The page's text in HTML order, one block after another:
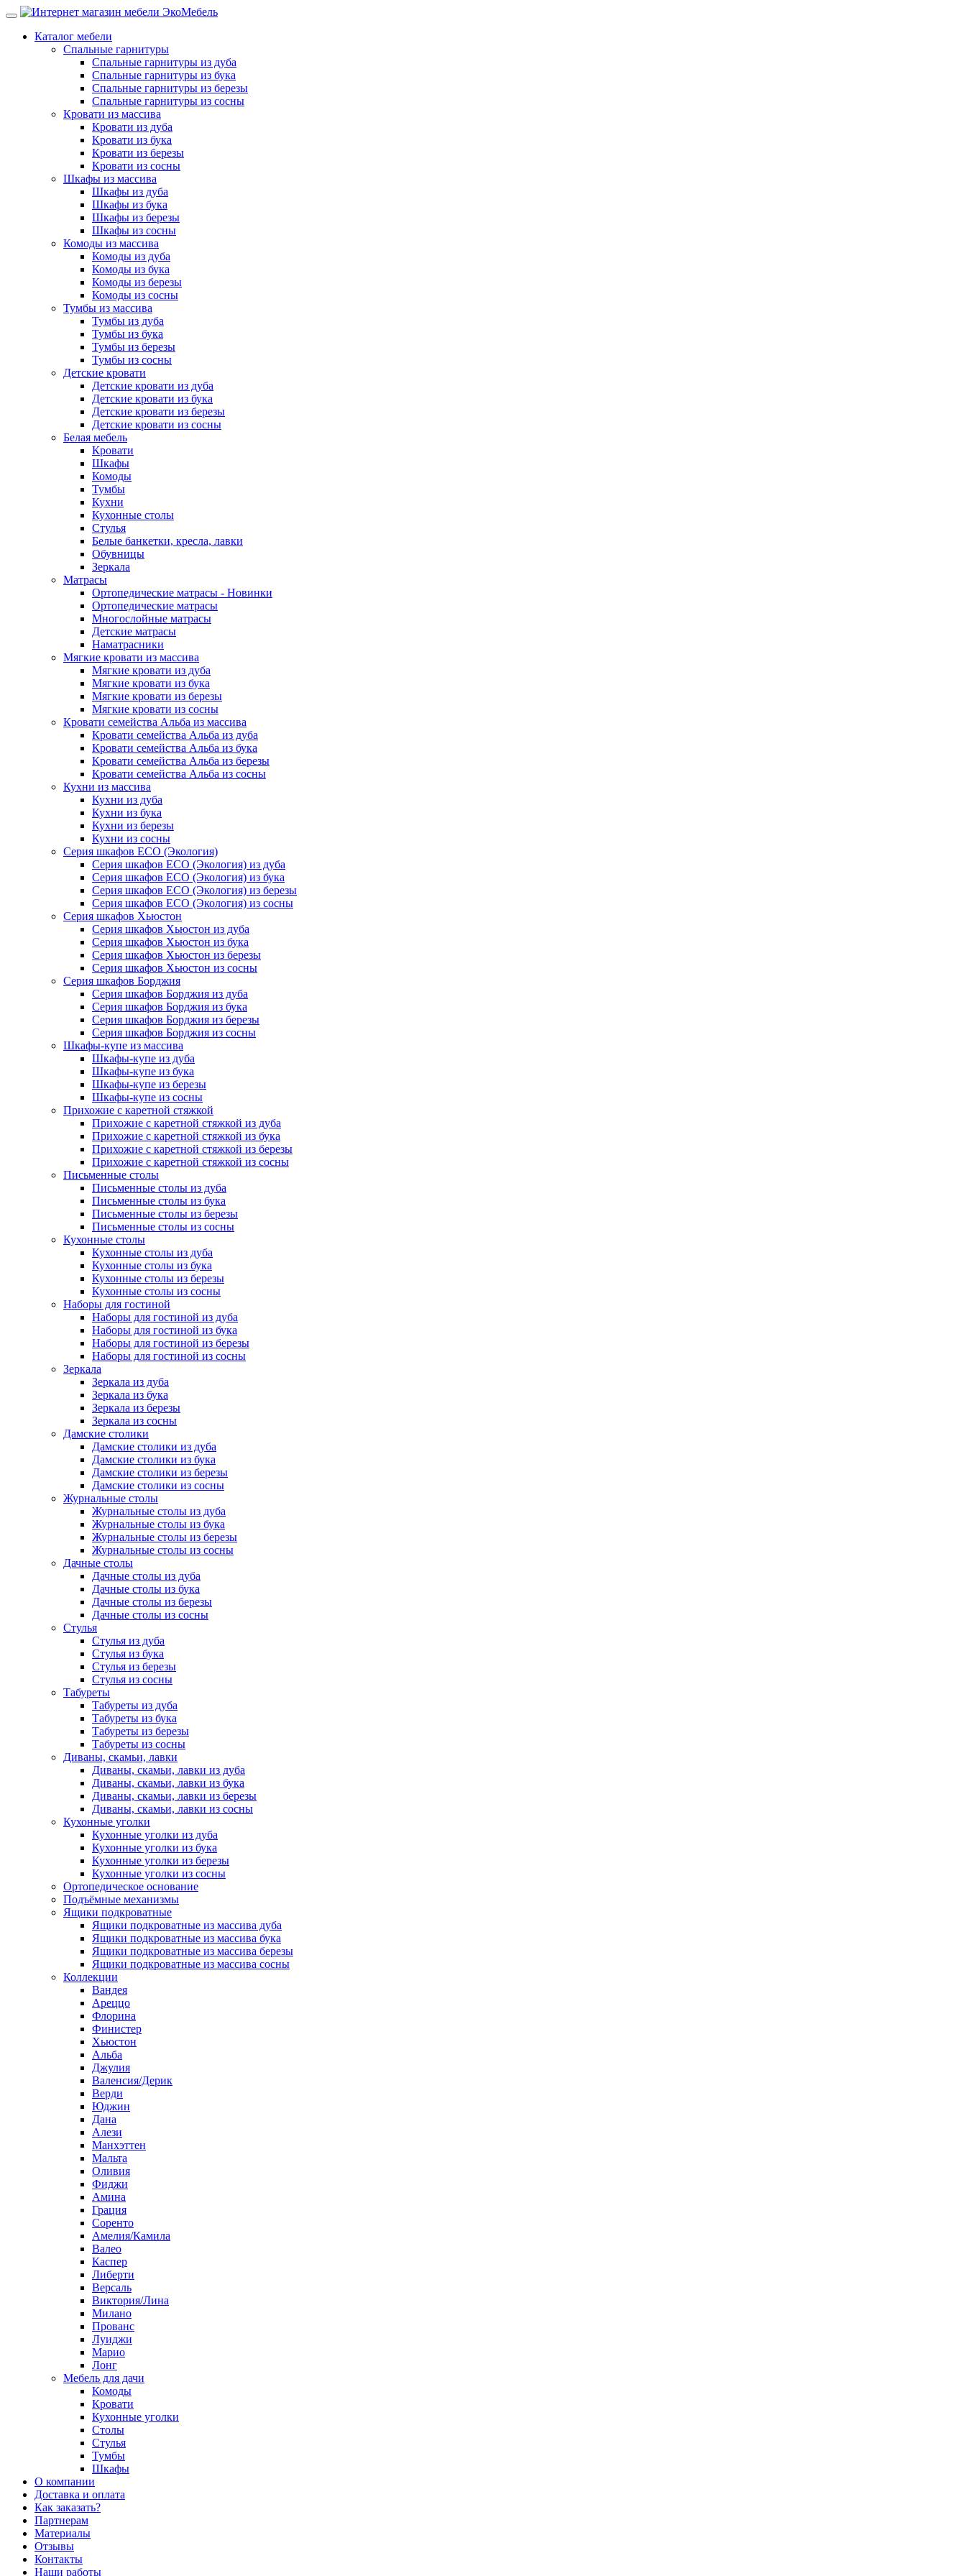
Каталог мебели
Спальные гарнитуры
Спальные гарнитуры из дуба
Спальные гарнитуры из бука
Спальные гарнитуры из березы
Спальные гарнитуры из сосны
Кровати из массива
Кровати из дуба
Кровати из бука
Кровати из березы
Кровати из сосны
Шкафы из массива
Шкафы из дуба
Шкафы из бука
Шкафы из березы
Шкафы из сосны
Комоды из массива
Комоды из дуба
Комоды из бука
Комоды из березы
Комоды из сосны
Тумбы из массива
Тумбы из дуба
Тумбы из бука
Тумбы из березы
Тумбы из сосны
Детские кровати
Детские кровати из дуба
Детские кровати из бука
Детские кровати из березы
Детские кровати из сосны
Белая мебель
Кровати
Шкафы
Комоды
Тумбы
Кухни
Кухонные столы
Стулья
Белые банкетки, кресла, лавки
Обувницы
Зеркала
Матрасы
Ортопедические матрасы - Новинки
Ортопедические матрасы
Многослойные матрасы
Детские матрасы
Наматрасники
Мягкие кровати из массива
Мягкие кровати из дуба
Мягкие кровати из бука
Мягкие кровати из березы
Мягкие кровати из сосны
Кровати семейства Альба из массива
Кровати семейства Альба из дуба
Кровати семейства Альба из бука
Кровати семейства Альба из березы
Кровати семейства Альба из сосны
Кухни из массива
Кухни из дуба
Кухни из бука
Кухни из березы
Кухни из сосны
Серия шкафов ECO (Экология)
Серия шкафов ECO (Экология) из дуба
Серия шкафов ECO (Экология) из бука
Серия шкафов ECO (Экология) из березы
Серия шкафов ECO (Экология) из сосны
Серия шкафов Хьюстон
Серия шкафов Хьюстон из дуба
Серия шкафов Хьюстон из бука
Серия шкафов Хьюстон из березы
Серия шкафов Хьюстон из сосны
Серия шкафов Борджия
Серия шкафов Борджия из дуба
Серия шкафов Борджия из бука
Серия шкафов Борджия из березы
Серия шкафов Борджия из сосны
Шкафы-купе из массива
Шкафы-купе из дуба
Шкафы-купе из бука
Шкафы-купе из березы
Шкафы-купе из сосны
Прихожие с каретной стяжкой
Прихожие с каретной стяжкой из дуба
Прихожие с каретной стяжкой из бука
Прихожие с каретной стяжкой из березы
Прихожие с каретной стяжкой из сосны
Письменные столы
Письменные столы из дуба
Письменные столы из бука
Письменные столы из березы
Письменные столы из сосны
Кухонные столы
Кухонные столы из дуба
Кухонные столы из бука
Кухонные столы из березы
Кухонные столы из сосны
Наборы для гостиной
Наборы для гостиной из дуба
Наборы для гостиной из бука
Наборы для гостиной из березы
Наборы для гостиной из сосны
Зеркала
Зеркала из дуба
Зеркала из бука
Зеркала из березы
Зеркала из сосны
Дамские столики
Дамские столики из дуба
Дамские столики из бука
Дамские столики из березы
Дамские столики из сосны
Журнальные столы
Журнальные столы из дуба
Журнальные столы из бука
Журнальные столы из березы
Журнальные столы из сосны
Дачные столы
Дачные столы из дуба
Дачные столы из бука
Дачные столы из березы
Дачные столы из сосны
Стулья
Стулья из дуба
Стулья из бука
Стулья из березы
Стулья из сосны
Табуреты
Табуреты из дуба
Табуреты из бука
Табуреты из березы
Табуреты из сосны
Диваны, скамьи, лавки
Диваны, скамьи, лавки из дуба
Диваны, скамьи, лавки из бука
Диваны, скамьи, лавки из березы
Диваны, скамьи, лавки из сосны
Кухонные уголки
Кухонные уголки из дуба
Кухонные уголки из бука
Кухонные уголки из березы
Кухонные уголки из сосны
Ортопедическое основание
Подъёмные механизмы
Ящики подкроватные
Ящики подкроватные из массива дуба
Ящики подкроватные из массива бука
Ящики подкроватные из массива березы
Ящики подкроватные из массива сосны
Коллекции
Вандея
Ареццо
Флорина
Финистер
Хьюстон
Альба
Джулия
Валенсия/Дерик
Верди
Юджин
Дана
Алези
Манхэттен
Мальта
Оливия
Фиджи
Амина
Грация
Соренто
Амелия/Камила
Валео
Каспер
Либерти
Версаль
Виктория/Лина
Милано
Прованс
Луиджи
Марио
Лонг
Мебель для дачи
Комоды
Кровати
Кухонные уголки
Столы
Стулья
Тумбы
Шкафы
О компании
Доставка и оплата
Как заказать?
Партнерам
Материалы
Отзывы
Контакты
Наши работы